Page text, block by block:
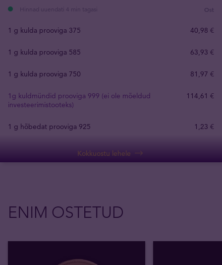
Hinnad uuendati 4 min tagasi Ost
1 g kulda prooviga 375 40,98 €
1 g kulda prooviga 585 63,93 €
1 g kulda prooviga 750 81 ,97 €
1g kuldmündid prooviga 999 (ei ole mõeldud
investeerimistooteks)
114,61 €
1 g hõbedat prooviga 925 1 ,23 €
Kokkuostu lehele
ENIM OSTETUD